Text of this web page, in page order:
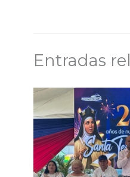
Entradas